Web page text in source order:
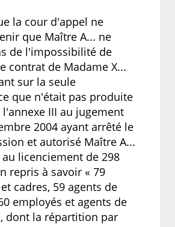
la cour d'appel ne
que Maître A... ne
de l'impossibilité de
contrat de Madame X...
sur la seule
que n'était pas produite
III au jugement
2004 ayant arrêté le
et autorisé Maître A...
licenciement de 298
repris à savoir « 79
cadres, 59 agents de
employés et agents de
dont la répartition par